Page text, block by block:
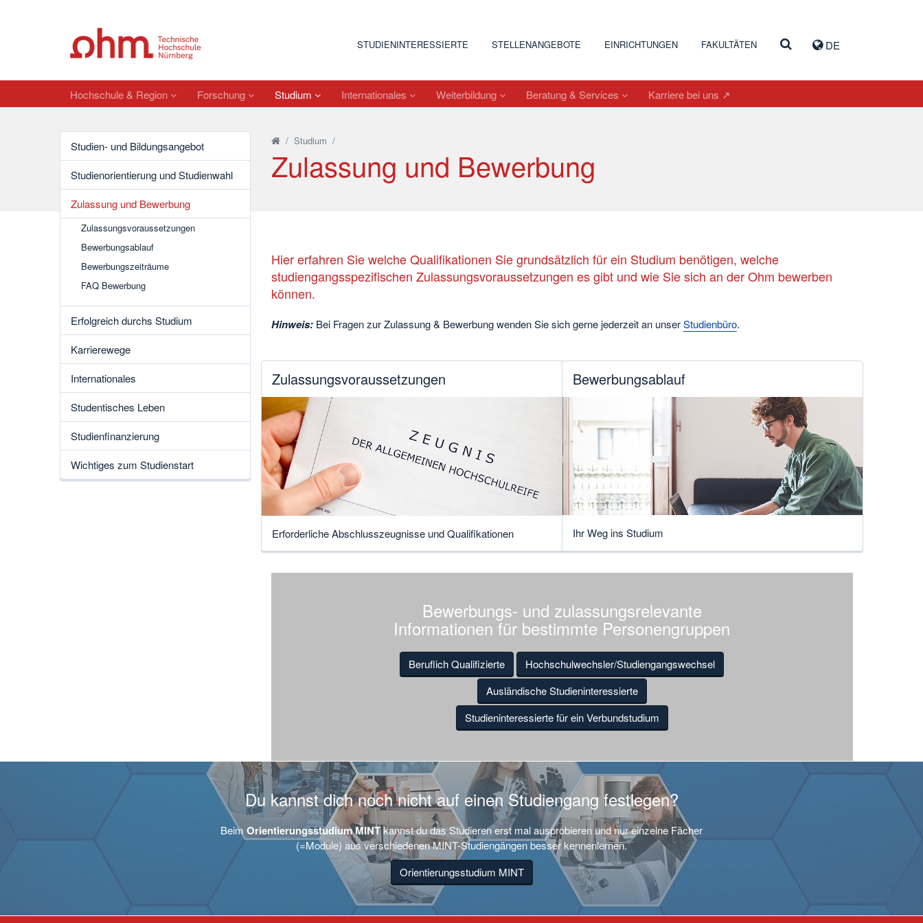
DE
STUDIENINTERESSIERTE STELLENANGEBOTE EINRICHTUNGEN FAKULTÄTEN
Hochschule & Region Forschung Studium Internationales Weiterbildung Beratung & Services Karriere bei uns ↗
Studien- und Bildungsangebot
Studienorientierung und Studienwahl
Zulassung und Bewerbung
Zulassungsvoraussetzungen
Bewerbungsablauf
Bewerbungszeiträume
FAQ Bewerbung
Erfolgreich durchs Studium
Karrierewege
Internationales
Studentisches Leben
Studienfinanzierung
Wichtiges zum Studienstart
/ Studium /
Zulassung und Bewerbung
Hier erfahren Sie welche Qualifikationen Sie grundsätzlich für ein Studium benötigen, welche
studiengangsspezifischen Zulassungsvoraussetzungen es gibt und wie Sie sich an der Ohm bewerben
können.
Hinweis:Bei Fragen zur Zulassung & Bewerbung wenden Sie sich gerne jederzeit an unserStudienbüro.
Zulassungsvoraussetzungen
Erforderliche Abschlusszeugnisse und Qualifikationen
Bewerbungsablauf
Ihr Weg ins Studium
Bewerbungs- und zulassungsrelevante
Informationen für bestimmte Personengruppen
Beruflich Qualifizierte
Hochschulwechsler/Studiengangswechsel
Ausländische Studieninteressierte
Studieninteressierte für ein Verbundstudium
Du kannst dich noch nicht auf einen Studiengang festlegen?
Beim Orientierungsstudium MINTkannst du das Studieren erst mal ausprobieren und nur einzelne Fächer
(=Module) aus verschiedenen MINT-Studiengängen besser kennenlernen.
Orientierungsstudium MINT